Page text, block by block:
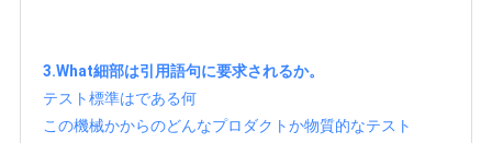
3.What細部は引用語句に要求されるか。
テスト標準はである何
この機械かからのどんなプロダクトか物質的なテスト